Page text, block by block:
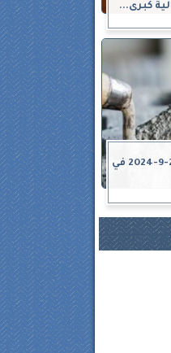
كبرى...
أسعار الأسمنت اليوم السبت 21-9-2024 في